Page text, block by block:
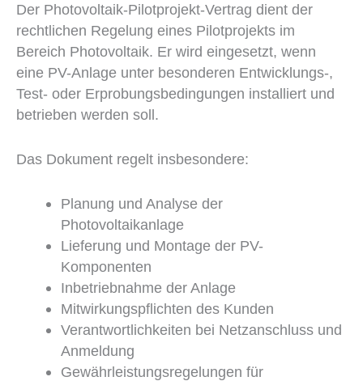
Der Photovoltaik-Pilotprojekt-Vertrag dient der
rechtlichen Regelung eines Pilotprojekts im
Bereich Photovoltaik. Er wird eingesetzt, wenn
eine PV-Anlage unter besonderen Entwicklungs-,
Test- oder Erprobungsbedingungen installiert und
betrieben werden soll.
Das Dokument regelt insbesondere:
Planung und Analyse der
Photovoltaikanlage
Lieferung und Montage der PV-
Komponenten
Inbetriebnahme der Anlage
Mitwirkungspflichten des Kunden
Verantwortlichkeiten bei Netzanschluss und
Anmeldung
Gewährleistungsregelungen für